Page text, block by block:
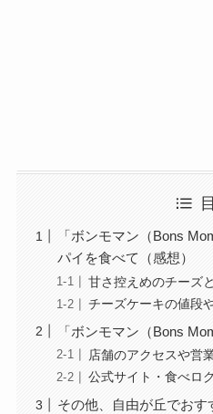
「ボンモマン（Bons
パイを食べて（感想）
甘さ控えめのチーズ
チーズケーキの値段
「ボンモマン（Bons
店舗のアクセスや営
公式サイト・食べロ
その他、自由が丘でおす